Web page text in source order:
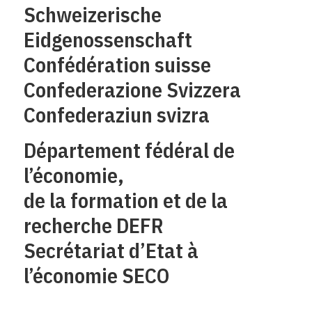
Schweizerische
Eidgenossenschaft
Confédération suisse
Confederazione Svizzera
Confederaziun svizra
Département fédéral de
l’économie,
de la formation et de la
recherche DEFR
Secrétariat d’Etat à
l’économie SECO